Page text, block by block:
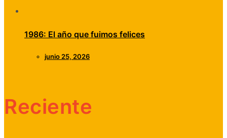
1986: El año que fuimos felices
junio 25, 2026
Reciente